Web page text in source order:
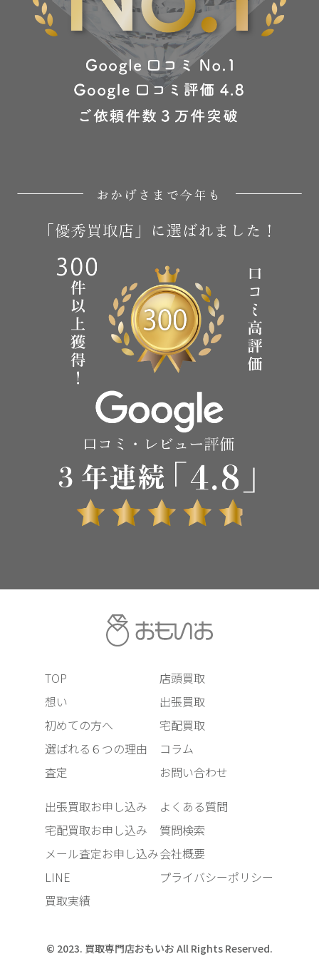
TOP
想い
初めての方へ
選ばれる６つの理由
査定
店頭買取
出張買取
宅配買取
コラム
お問い合わせ
出張買取お申し込み
宅配買取お申し込み
メール査定お申し込み
LINE
買取実績
よくある質問
質問検索
会社概要
プライバシーポリシー
© 2023. 買取専門店おもいお All Rights Reserved.